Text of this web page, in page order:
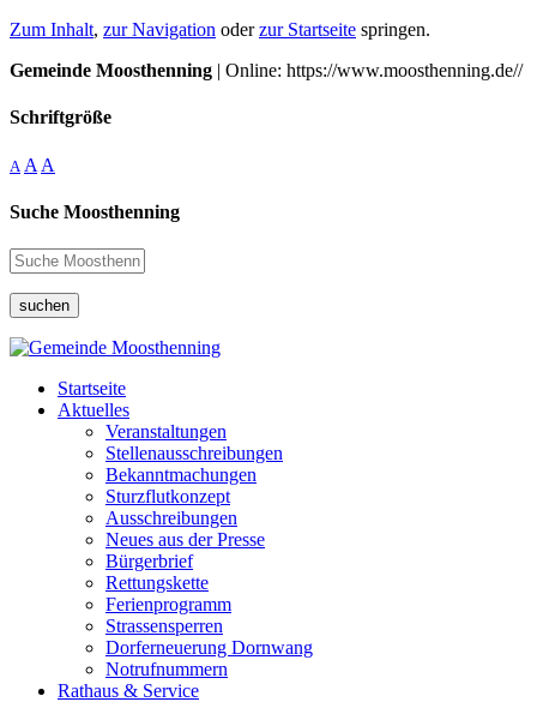
Zum Inhalt, zur Navigation oderzur Startseite springen.
Gemeinde Moosthenning | Online: https://www.moosthenning.de//
Schriftgröße
A A A
Suche Moosthenning
suchen
Startseite
Aktuelles
Veranstaltungen
Stellenausschreibungen
Bekanntmachungen
Sturzflutkonzept
Ausschreibungen
Neues aus der Presse
Bürgerbrief
Rettungskette
Ferienprogramm
Strassensperren
Dorferneuerung Dornwang
Notrufnummern
Rathaus & Service